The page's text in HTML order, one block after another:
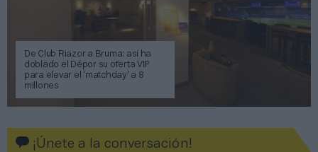
De Club Riazor a Bruma: así ha
doblado el Dépor su oferta VIP
para elevar el ‘matchday’ a 8
millones
¡Únete a la conversación!